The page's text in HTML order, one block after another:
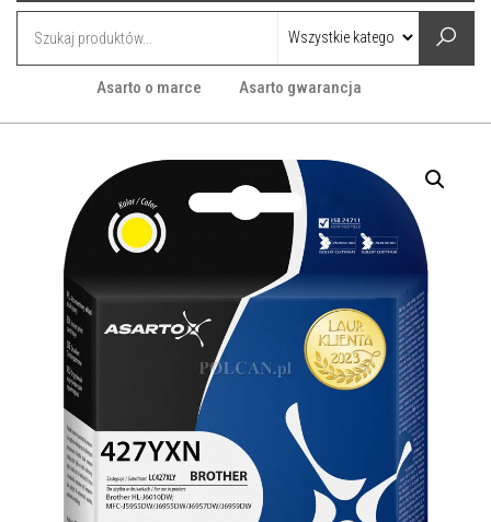
Asarto o marce Asarto gwarancja